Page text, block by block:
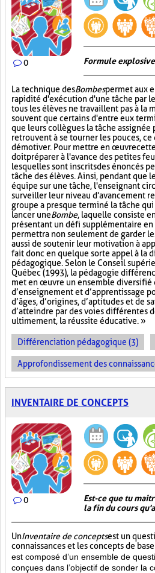
0 Formule
La technique desBombespermet aux
rapidité d'exécution d'une tâche par
tous les élèves ne travaillent pas à la
souvent que certains d'entre eux
que leurs collègues la tâche assignée
retrouvent à se tourner les pouces,
démotiver. Pour mettre en œuvre
doit préparer à l'avance des petites
lesquelles sont inscrits des énoncés
tâche des élèves. Ainsi, pendant que
équipe sur une tâche, l'enseignant
surveiller leur niveau d'avancement
groupe a presque terminé la tâche
lancer uneBombe, laquelle consiste
présentant un défi supplémentaire en
permettra non seulement de garder
aussi de soutenir leur motivation à
fait donc en quelque sorte appel à la
pédagogique. Selon le Conseil
Québec (1993), la pédagogie
met en œuvre un ensemble diversifié
d’enseignement et d’apprentissage
d’âges, d’origines, d’aptitudes et de
d’atteindre par des voies différentes
ultimement, la réussite éducative. »
Différenciation pédagogique (3)
Approfondissement des
INVENTAIRE DE CONCEPTS
0
Est-ce que tu
la fin du cours
UnInventaire de conceptsest un
connaissances et les concepts de
est composé d’un ensemble de
conçues dans l’objectif de sonder la